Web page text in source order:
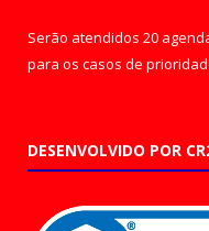
Serão atendidos 20
para os casos de
DESENVOLVIDO POR